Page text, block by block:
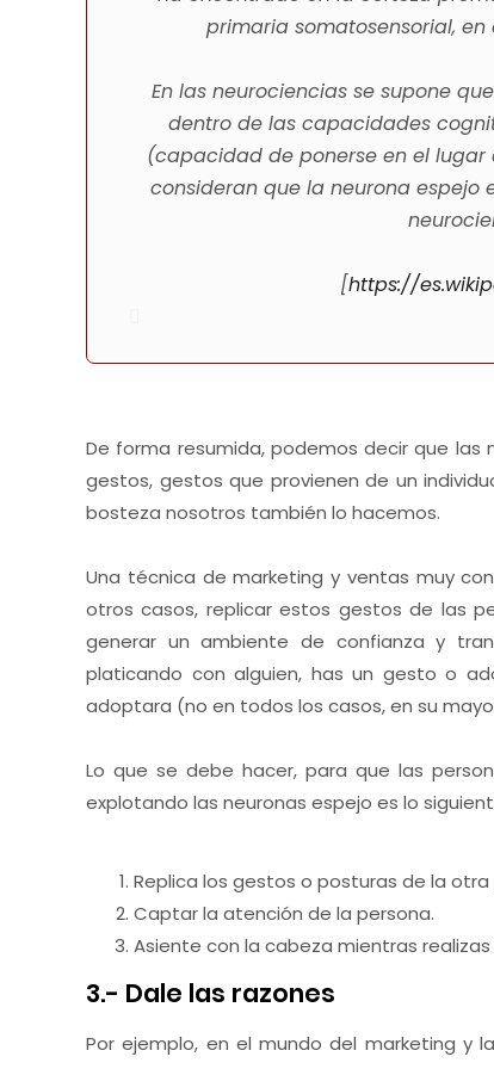
primaria somatosensorial,
En las neurociencias se supone
dentro de las capacidades
(capacidad de ponerse en el
consideran que la neurona espejo
[https://
De forma resumida, podemos decir que las
gestos, gestos que provienen de un
bosteza nosotros también lo hacemos.
Una técnica de marketing y ventas muy
otros casos, replicar estos gestos de las
generar un ambiente de confianza y
platicando con alguien, has un gesto o
adoptara (no en todos los casos, en su
Lo que se debe hacer, para que las
explotando las neuronas espejo es lo
Replica los gestos o posturas de la otra
Captar la atención de la persona.
Asiente con la cabeza mientras
3.- Dale las razones
Por ejemplo, en el mundo del marketing y